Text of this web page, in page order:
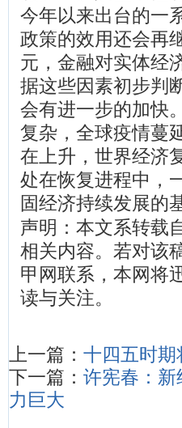
今年以来出台的一
政策的效用还会再
元，金融对实体经
据这些因素初步判
会有进一步的加快
复杂，全球疫情蔓
在上升，世界经济
处在恢复进程中，
固经济持续发展的
声明：本文系转载
相关内容。若对该
甲网联系，本网将
读与关注。
上一篇： 十四五时
下一篇： 许宪春：
力巨大